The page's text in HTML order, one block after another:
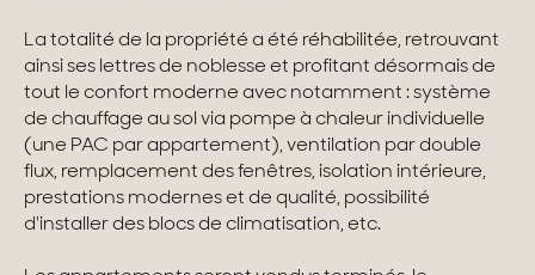
Chalets
Maisons & appartements avec vues
Maisons de ville
Maisons de campagne
Domaines
La totalité de la propriété a été réhabilitée, retrouvant
ainsi ses lettres de noblesse et profitant désormais de
tout le confort moderne avec notamment : système
de chauffage au sol via pompe à chaleur individuelle
(une PAC par appartement), ventilation par double
flux, remplacement des fenêtres, isolation intérieure,
prestations modernes et de qualité, possibilité
d'installer des blocs de climatisation, etc.